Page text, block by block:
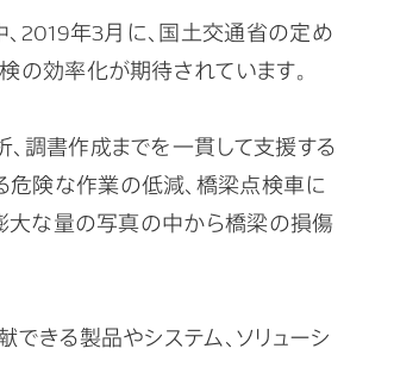
2019年3月に、国土交通省の定め
の効率化が期待されています。
調書作成までを一貫して支援する
険な作業の低減、橋梁点検車に
大な量の写真の中から橋梁の損傷
きる製品やシステム、ソリューシ